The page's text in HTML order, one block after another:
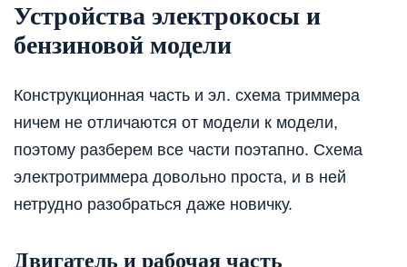
Устройства электрокосы и
бензиновой модели
Конструкционная часть и эл. схема триммера
ничем не отличаются от модели к модели,
поэтому разберем все части поэтапно. Схема
электротриммера довольно проста, и в ней
нетрудно разобраться даже новичку.
Двигатель и рабочая часть